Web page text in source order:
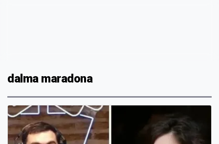
dalma maradona